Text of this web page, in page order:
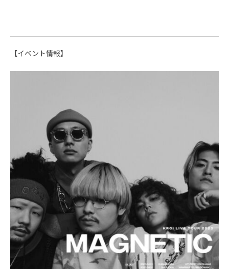
【イベント情報】